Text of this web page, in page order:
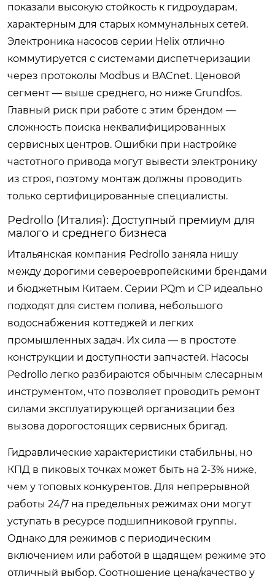
показали высокую стойкость к гидроударам,
характерным для старых коммунальных сетей.
Электроника насосов серии Helix отлично
коммутируется с системами диспетчеризации
через протоколы Modbus и BACnet. Ценовой
сегмент — выше среднего, но ниже Grundfos.
Главный риск при работе с этим брендом —
сложность поиска неквалифицированных
сервисных центров. Ошибки при настройке
частотного привода могут вывести электронику
из строя, поэтому монтаж должны проводить
только сертифицированные специалисты.
Pedrollo (Италия): Доступный премиум для
малого и среднего бизнеса
Итальянская компания Pedrollo заняла нишу
между дорогими североевропейскими брендами
и бюджетным Китаем. Серии PQm и CP идеально
подходят для систем полива, небольшого
водоснабжения коттеджей и легких
промышленных задач. Их сила — в простоте
конструкции и доступности запчастей. Насосы
Pedrollo легко разбираются обычным слесарным
инструментом, что позволяет проводить ремонт
силами эксплуатирующей организации без
вызова дорогостоящих сервисных бригад.
Гидравлические характеристики стабильны, но
КПД в пиковых точках может быть на 2-3% ниже,
чем у топовых конкурентов. Для непрерывной
работы 24/7 на предельных режимах они могут
уступать в ресурсе подшипниковой группы.
Однако для режимов с периодическим
включением или работой в щадящем режиме это
отличный выбор. Соотношение цена/качество у